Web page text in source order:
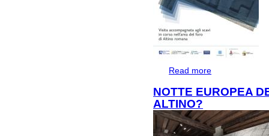
Read more
NOTTE EUROPEA
ALTINO?